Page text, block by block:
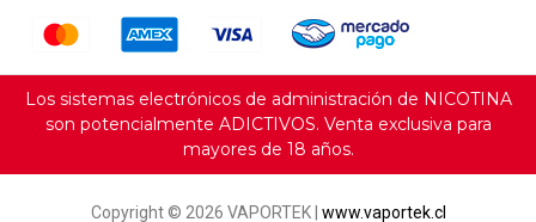
Los sistemas electrónicos de administración de NICOTINA
son potencialmente ADICTIVOS. Venta exclusiva para
mayores de 18 años.
Copyright © 2026 VAPORTEK | www.vaportek.cl